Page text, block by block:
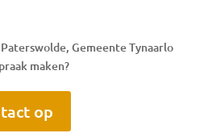
Gemeente Tynaarlo
maken?
op